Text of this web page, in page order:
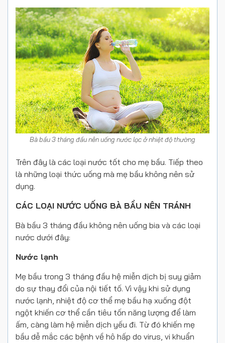
Bà bầu 3 tháng đầu nên uống nước lọc ở nhiệt độ thường
Trên đây là các loại nước tốt cho mẹ bầu. Tiếp theo
là những loại thức uống mà mẹ bầu không nên sử
dụng.
CÁC LOẠI NƯỚC UỐNG BÀ BẦU NÊN TRÁNH
Bà bầu 3 tháng đầu không nên uống bia và các loại
nước dưới đây:
Nước lạnh
Mẹ bầu trong 3 tháng đầu hệ miễn dịch bị suy giảm
do sự thay đổi của nội tiết tố. Vì vậy khi sử dụng
nước lạnh, nhiệt độ cơ thể mẹ bầu hạ xuống đột
ngột khiến cơ thể cần tiêu tốn năng lượng để làm
ấm, càng làm hệ miễn dịch yếu đi. Từ đó khiến mẹ
bầu dễ mắc các bệnh về hô hấp do virus, vi khuẩn